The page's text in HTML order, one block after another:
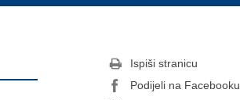
Ispiši stranicu
Podijeli na Facebooku